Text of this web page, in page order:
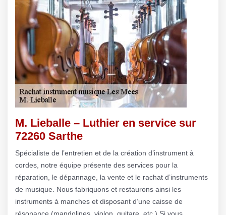
M. Lieballe – Luthier en service sur
72260 Sarthe
Spécialiste de l’entretien et de la création d’instrument à
cordes, notre équipe présente des services pour la
réparation, le dépannage, la vente et le rachat d’instruments
de musique. Nous fabriquons et restaurons ainsi les
instruments à manches et disposant d’une caisse de